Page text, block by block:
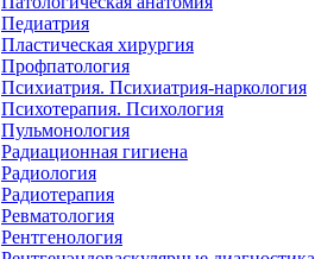
Педиатрия
Пластическая хирургия
Профпатология
Психиатрия. Психиатрия-наркология
Психотерапия. Психология
Пульмонология
Радиационная гигиена
Радиология
Радиотерапия
Ревматология
Рентгенология